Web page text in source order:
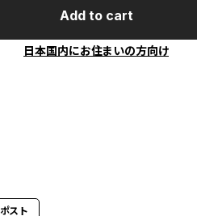
Add to cart
日本国内にお住まいの方向け
ポスト